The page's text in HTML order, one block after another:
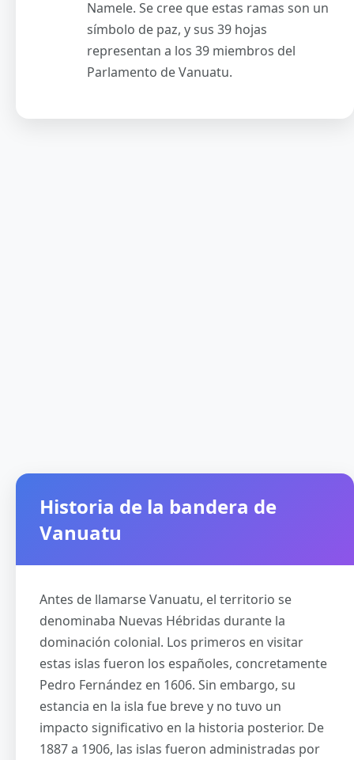
Namele. Se cree que estas ramas son un
símbolo de paz, y sus 39 hojas
representan a los 39 miembros del
Parlamento de Vanuatu.
Historia de la bandera de
Vanuatu
Antes de llamarse Vanuatu, el territorio se
denominaba Nuevas Hébridas durante la
dominación colonial. Los primeros en visitar
estas islas fueron los españoles, concretamente
Pedro Fernández en 1606. Sin embargo, su
estancia en la isla fue breve y no tuvo un
impacto significativo en la historia posterior. De
1887 a 1906, las islas fueron administradas por